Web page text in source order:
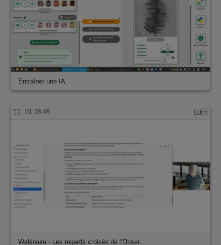
Entraîner une IA
01:28:45
Webinaire - Les regards croisés de l’Obser…